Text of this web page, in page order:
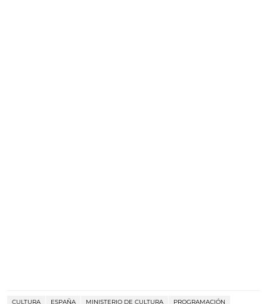
CULTURA ESPAÑA MINISTERIO DE CULTURA
PROGRAMACIÓN